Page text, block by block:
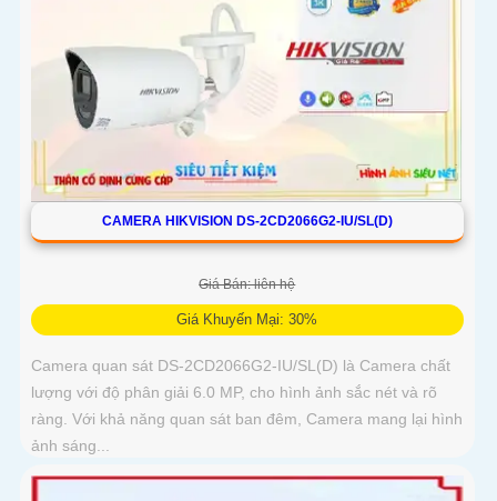
CAMERA HIKVISION DS-2CD2066G2-IU/SL(D)
Giá Bán: liên hệ
Giá Khuyến Mại: 30%
Camera quan sát DS-2CD2066G2-IU/SL(D) là Camera chất
lượng với độ phân giải 6.0 MP, cho hình ảnh sắc nét và rõ
ràng. Với khả năng quan sát ban đêm, Camera mang lại hình
ảnh sáng...